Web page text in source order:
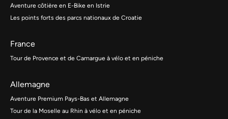
Aventure côtière en E-Bike en Istrie
Les points forts des parcs nationaux de Croatie
France
Tour de Provence et de Camargue à vélo et en péniche
Allemagne
Aventure Premium Pays-Bas et Allemagne
Tour de la Moselle au Rhin à vélo et en péniche